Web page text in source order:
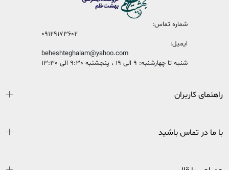
شماره تماس:
09129173602
ایمیل:
beheshteghalam@yahoo.com
شنبه تا چهارشنبه: 9 الی 19 ، پنجشنبه 9:30 الی 13:30
راهنمای کاربران
با ما در تماس باشید